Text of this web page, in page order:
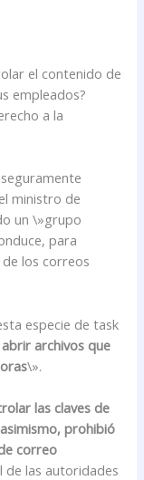
el contenido de
empleados?
a la
ministro de
un \»grupo
para
los correos
especie de task
archivos que
\».
las claves de
prohibió
correo
de las autoridades